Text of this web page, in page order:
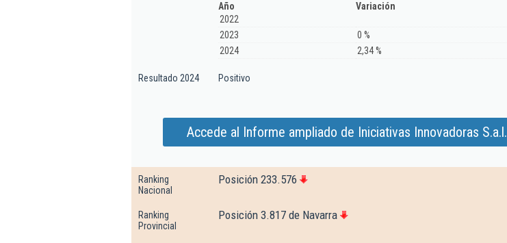
Año
Variación
2022
2023
0 %
2024
2,34 %
Resultado 2024 Positivo
Accede al Informe ampliado de Iniciativas Innovadoras S.a.l.
Ranking
Nacional
Posición 233.576
Ranking
Provincial
Posición 3.817 de Navarra